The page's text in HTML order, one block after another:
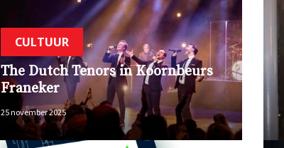
CULTUUR
The Dutch Tenors in Koornbeurs
Franeker
25 november 2025